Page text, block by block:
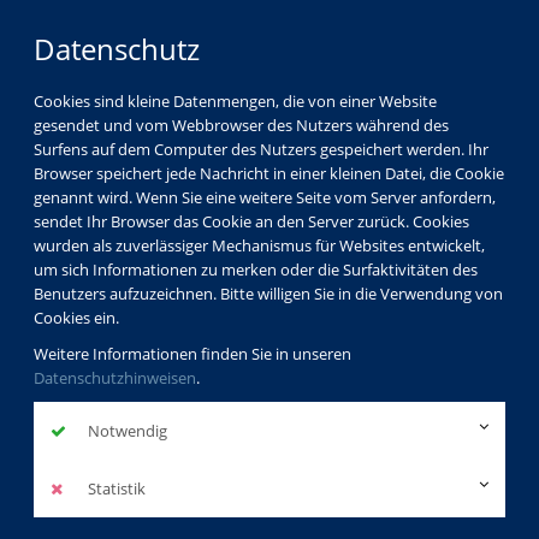
Datenschutz
Cookies sind kleine Datenmengen, die von einer Website
gesendet und vom Webbrowser des Nutzers während des
Surfens auf dem Computer des Nutzers gespeichert werden. Ihr
Browser speichert jede Nachricht in einer kleinen Datei, die Cookie
genannt wird. Wenn Sie eine weitere Seite vom Server anfordern,
sendet Ihr Browser das Cookie an den Server zurück. Cookies
wurden als zuverlässiger Mechanismus für Websites entwickelt,
um sich Informationen zu merken oder die Surfaktivitäten des
Benutzers aufzuzeichnen. Bitte willigen Sie in die Verwendung von
Cookies ein.
Weitere Informationen finden Sie in unseren
Datenschutzhinweisen.
Notwendig
Statistik